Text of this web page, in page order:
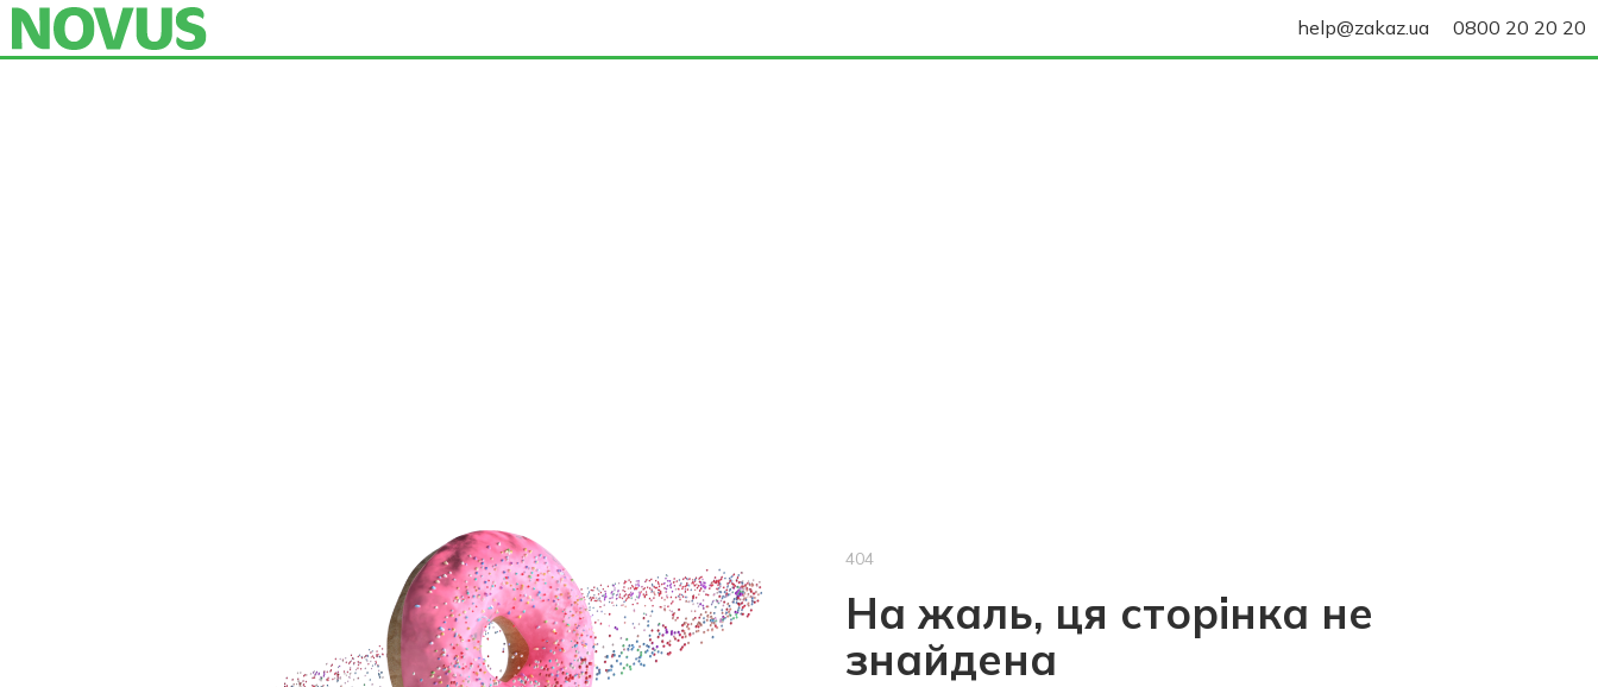
help@zakaz.ua 0800 20 20 20
404
На жаль, ця сторінка не
знайдена